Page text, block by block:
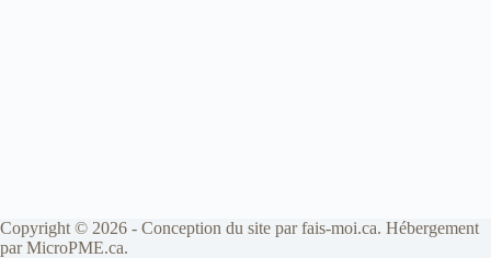
Copyright © 2026 - Conception du site parfais-moi.ca. Hébergement
parMicroPME.ca.